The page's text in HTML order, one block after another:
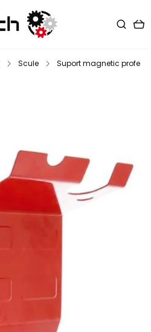
Scule Suport magnetic